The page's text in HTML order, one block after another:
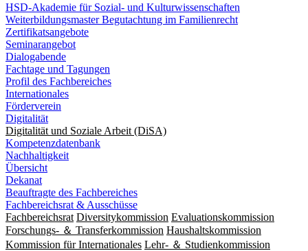
HSD-Akademie für Sozial- und Kulturwissenschaften
Weiterbildungsmaster Begutachtung im Familienrecht
Zertifikatsangebote
Seminarangebot
Dialogabende
Fachtage und Tagungen
Profil des Fachbereiches
Internationales
Förderverein
Digitalität
Digitalität und Soziale Arbeit (DiSA)
Kompetenzdatenbank
Nachhaltigkeit
Übersicht
Dekanat
Beauftragte des Fachbereiches
Fachbereichsrat & Ausschüsse
Fachbereichsrat Diversitykommission Evaluationskommission
Forschungs- ＆ Transferkommission Haushaltskommission
Kommission für Internationales Lehr- ＆ Studienkommission